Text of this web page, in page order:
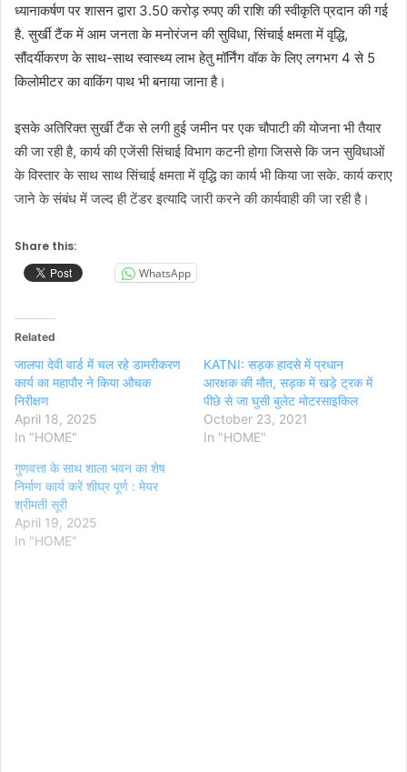
ध्यानाकर्षण पर शासन द्वारा 3.50 करोड़ रुपए की राशि की स्वीकृति प्रदान की गई
है. सुर्खी टैंक में आम जनता के मनोरंजन की सुविधा, सिंचाई क्षमता में वृद्धि,
सौंदर्यीकरण के साथ-साथ स्वास्थ्य लाभ हेतु मॉर्निंग वॉक के लिए लगभग 4 से 5
किलोमीटर का वाकिंग पाथ भी बनाया जाना है।
इसके अतिरिक्त सुर्खी टैंक से लगी हुई जमीन पर एक चौपाटी की योजना भी तैयार
की जा रही है, कार्य की एजेंसी सिंचाई विभाग कटनी होगा जिससे कि जन सुविधाओं
के विस्तार के साथ साथ सिंचाई क्षमता में वृद्धि का कार्य भी किया जा सके. कार्य कराए
जाने के संबंध में जल्द ही टेंडर इत्यादि जारी करने की कार्यवाही की जा रही है।
Share this:
WhatsApp
Related
जालपा देवी वार्ड में चल रहे डामरीकरण
कार्य का महापौर ने किया औचक
निरीक्षण
April 18, 2025
In "HOME"
KATNI: सड़क हादसे में प्रधान
आरक्षक की मौत, सड़क में खड़े ट्रक में
पीछे से जा घुसी बुलेट मोटरसाइकिल
October 23, 2021
In "HOME"
गुणवत्ता के साथ शाला भवन का शेष
निर्माण कार्य करें शीघ्र पूर्ण : मेयर
श्रीमती सूरी
April 19, 2025
In "HOME"